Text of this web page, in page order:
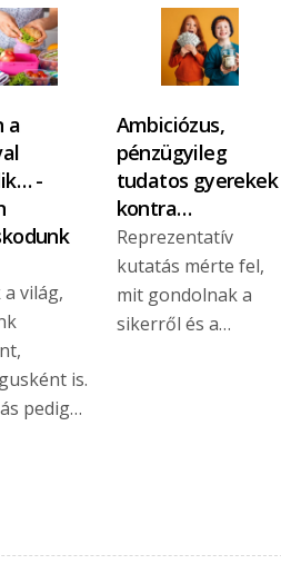
a
-
világ,
is.
pedig…
Ambiciózus,
pénzügyileg
tudatos gyerekek
kontra…
Reprezentatív
kutatás mérte fel,
mit gondolnak a
sikerről és a…